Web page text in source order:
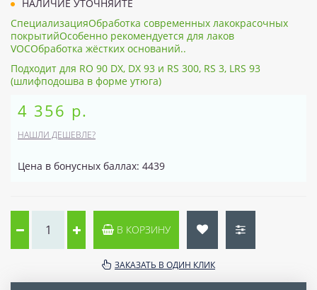
НАЛИЧИЕ УТОЧНЯЙТЕ
СпециализацияОбработка современных лакокрасочных
покрытийОсобенно рекомендуется для лаков
VOCОбработка жёстких оснований..
Подходит для RO 90 DX, DX 93 и RS 300, RS 3, LRS 93
(шлифподошва в форме утюга)
4 356 р.
НАШЛИ ДЕШЕВЛЕ?
Цена в бонусных баллах: 4439
В КОРЗИНУ
ЗАКАЗАТЬ В ОДИН КЛИК